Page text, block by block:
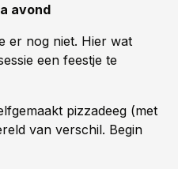
avond
er nog niet. Hier wat
een feestje te
pizzadeeg (met
van verschil. Begin